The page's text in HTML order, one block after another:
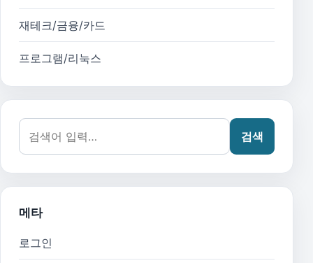
재테크/금융/카드
프로그램/리눅스
검색어:
검색
메타
로그인